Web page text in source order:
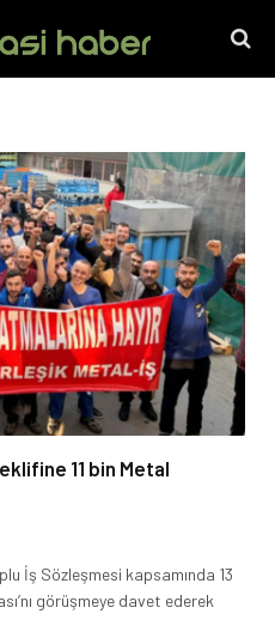
11 bin Metal
İş Sözleşmesi kapsamında 13
görüşmeye davet ederek